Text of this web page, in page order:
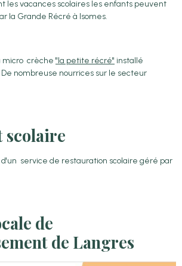
les vacances scolaires les enfants peuvent
la Grande Récré à Isomes.
micro crèche "la petite récré" installé
nombreuse nourrices sur le secteur
scolaire
d'un service de restauration scolaire géré par
de
de Langres